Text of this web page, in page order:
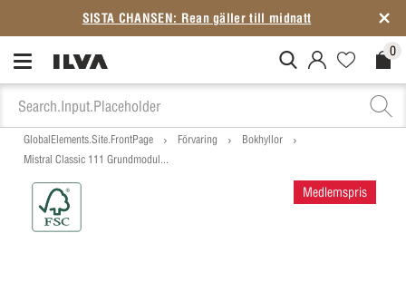
SISTA CHANSEN: Rean gäller till midnatt
MitIlva.Login 0
GlobalElements.Site.FrontPage Förvaring
Bokhyllor
Mistral Classic 111 Grundmodul...
Medlemspris